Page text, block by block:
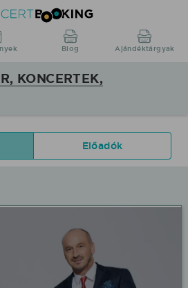
Blog Ajándéktárgyak
KONCERTEK,
Előadók